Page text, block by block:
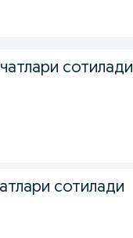
сотилади
сотилади